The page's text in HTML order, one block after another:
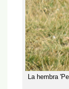
La hembra